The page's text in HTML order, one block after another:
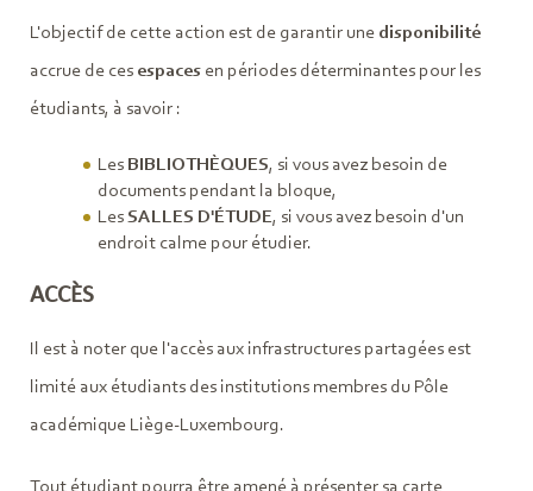
L'objectif de cette action est de garantir une disponibilité
accrue de ces espaces en périodes déterminantes pour les
étudiants, à savoir :
Les BIBLIOTHÈQUES, si vous avez besoin de
documents pendant la bloque,
LesSALLES D'ÉTUDE, si vous avez besoin d'un
endroit calme pour étudier.
ACCÈS
Il est à noter que l'accès aux infrastructures partagées est
limité aux étudiants des institutions membres du Pôle
académique Liège-Luxembourg.
Tout étudiant pourra être amené à présenter sa carte